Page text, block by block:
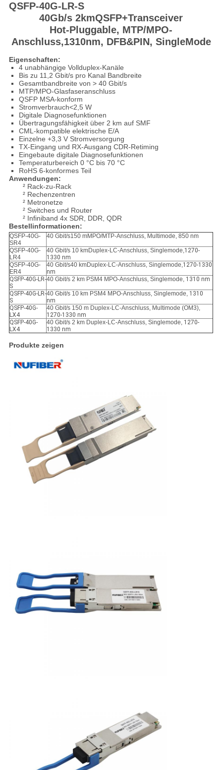
QSFP-40G-LR-S
40Gb/s 2kmQSFP+Transceiver
Hot-Pluggable, MTP/MPO-
Anschluss,1310nm, DFB&PIN, SingleMode
Eigenschaften:
4 unabhängige Vollduplex-Kanäle
Bis zu 11,2 Gbit/s pro Kanal Bandbreite
Gesamtbandbreite von > 40 Gbit/s
MTP/MPO-Glasfaseranschluss
QSFP MSA-konform
Stromverbrauch<2,5 W
Digitale Diagnosefunktionen
Übertragungsfähigkeit über 2 km auf SMF
CML-kompatible elektrische E/A
Einzelne +3,3 V Stromversorgung
TX-Eingang und RX-Ausgang CDR-Retiming
Eingebaute digitale Diagnosefunktionen
Temperaturbereich 0 °C bis 70 °C
RoHS 6-konformes Teil
Anwendungen:
² Rack-zu-Rack
² Rechenzentren
² Metronetze
² Switches und Router
² Infiniband 4x SDR, DDR, QDR
Bestellinformationen:
QSFP-40G-
SR4
40 Gbit/s150 mMPO/MTP-Anschluss, Multimode, 850 nm
QSFP-40G-
LR4
40 Gbit/s 10 kmDuplex-LC-Anschluss, Singlemode,1270-
1330 nm
QSFP-40G-
ER4
40 Gbit/s40 kmDuplex-LC-Anschluss, Singlemode,1270-1330
nm
QSFP-40G-LR-
S
40 Gbit/s 2 km PSM4 MPO-Anschluss, Singlemode, 1310 nm
QSFP-40G-LR-
S
40 Gbit/s 10 km PSM4 MPO-Anschluss, Singlemode, 1310
nm
QSFP-40G-
LX4
40 Gbit/s 150 m Duplex-LC-Anschluss, Multimode (OM3),
1270-1330 nm
QSFP-40G-
LX4
40 Gbit/s 2 km Duplex-LC-Anschluss, Singlemode, 1270-
1330 nm
Produkte zeigen